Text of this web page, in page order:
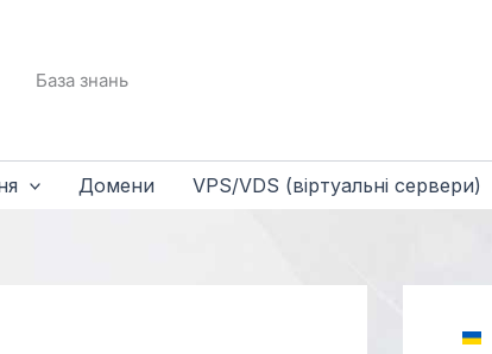
База знань
Домени VPS/VDS (віртуальні сервери)